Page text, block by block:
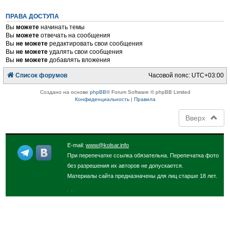
ПРАВА ДОСТУПА
Выможете начинать темы
Выможете отвечать на сообщения
Выне можете редактировать свои сообщения
Выне можете удалять свои сообщения
Выне можете добавлять вложения
Список форумов Часовой пояс: UTC+03:00
Создано на основе phpBB® Forum Software © phpBB Limited
Конфиденциальность| Правила
Вверх
E-mail:www@kolsar.info
При перепечатке ссылка обязательна. Перепечатка фото
без разрешения их авторов не допускается.
Материалы сайта предназначены для лиц старше 18 лет.